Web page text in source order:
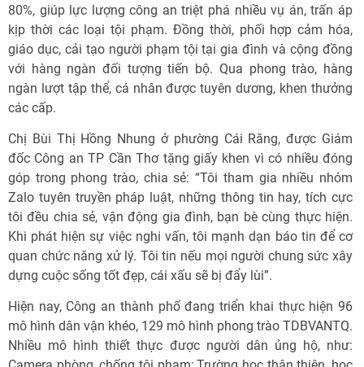
80%, giúp lực lượng công an triệt phá nhiều vụ án, trấn áp
kịp thời các loại tội phạm. Đồng thời, phối hợp cảm hóa,
giáo dục, cải tạo người phạm tội tại gia đình và cộng đồng
với hàng ngàn đối tượng tiến bộ. Qua phong trào, hàng
ngàn lượt tập thể, cá nhân được tuyên dương, khen thưởng
các cấp.
Chị Bùi Thị Hồng Nhung ở phường Cái Răng, được Giám
đốc Công an TP Cần Thơ tặng giấy khen vì có nhiều đóng
góp trong phong trào, chia sẻ: “Tôi tham gia nhiều nhóm
Zalo tuyên truyền pháp luật, những thông tin hay, tích cực
tôi đều chia sẻ, vận động gia đình, bạn bè cùng thực hiện.
Khi phát hiện sự việc nghi vấn, tôi mạnh dạn báo tin để cơ
quan chức năng xử lý. Tôi tin nếu mọi người chung sức xây
dựng cuộc sống tốt đẹp, cái xấu sẽ bị đẩy lùi”.
Hiện nay, Công an thành phố đang triển khai thực hiện 96
mô hình dân vận khéo, 129 mô hình phong trào TDBVANTQ.
Nhiều mô hình thiết thực được người dân ủng hộ, như: